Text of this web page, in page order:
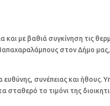
με βαθιά συγκίνηση τις
στον Δήμο
συνέπειας και ήθους.
το τιμόνι της